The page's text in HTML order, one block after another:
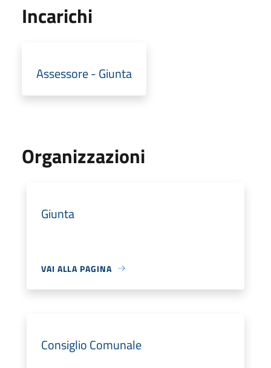
Incarichi
Assessore - Giunta
Organizzazioni
Giunta
VAI ALLA PAGINA
Consiglio Comunale